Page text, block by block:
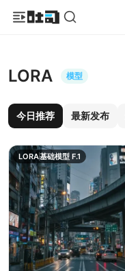
LORA 模型
今日推荐 最新发布
LORA基础模型 F.1